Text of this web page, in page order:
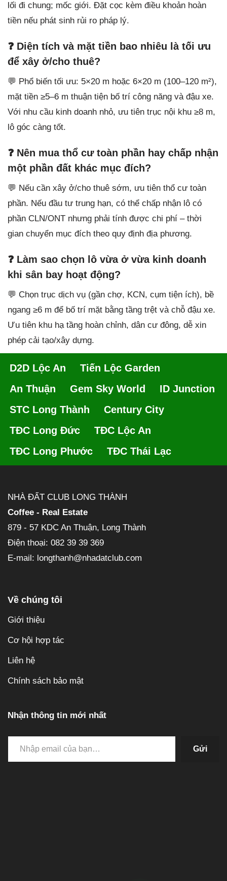
lối đi chung; mốc giới. Đặt cọc kèm điều khoản hoàn
tiền nếu phát sinh rủi ro pháp lý.
❓ Diện tích và mặt tiền bao nhiêu là tối ưu
để xây ở/cho thuê?
💬 Phổ biến tối ưu: 5×20 m hoặc 6×20 m (100–120 m²),
mặt tiền ≥5–6 m thuận tiện bố trí công năng và đậu xe.
Với nhu cầu kinh doanh nhỏ, ưu tiên trục nội khu ≥8 m,
lô góc càng tốt.
❓ Nên mua thổ cư toàn phần hay chấp nhận
một phần đất khác mục đích?
💬 Nếu cần xây ở/cho thuê sớm, ưu tiên thổ cư toàn
phần. Nếu đầu tư trung hạn, có thể chấp nhận lô có
phần CLN/ONT nhưng phải tính được chi phí – thời
gian chuyển mục đích theo quy định địa phương.
❓ Làm sao chọn lô vừa ở vừa kinh doanh
khi sân bay hoạt động?
💬 Chọn trục dịch vụ (gần chợ, KCN, cụm tiện ích), bề
ngang ≥6 m để bố trí mặt bằng tầng trệt và chỗ đậu xe.
Ưu tiên khu hạ tầng hoàn chỉnh, dân cư đông, dễ xin
phép cải tạo/xây dựng.
D2D Lộc An
Tiến Lộc Garden
An Thuận
Gem Sky World
ID Junction
STC Long Thành
Century City
TĐC Long Đức
TĐC Lộc An
TĐC Long Phước
TĐC Thái Lạc
NHÀ ĐẤT CLUB LONG THÀNH
Coffee - Real Estate
879 - 57 KDC An Thuận, Long Thành
Điện thoại: 082 39 39 369
E-mail: longthanh@nhadatclub.com
Về chúng tôi
Giới thiệu
Cơ hội hợp tác
Liên hệ
Chính sách bảo mật
Nhận thông tin mới nhất
Gửi